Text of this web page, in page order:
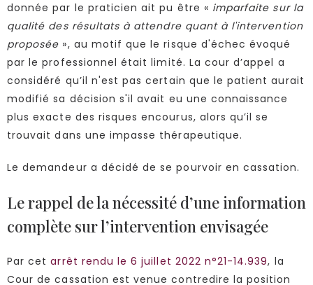
donnée par le praticien ait pu être « imparfaite sur la
qualité des résultats à attendre quant à l'intervention
proposée », au motif que le risque d'échec évoqué
par le professionnel était limité. La cour d’appel a
considéré qu’il n'est pas certain que le patient aurait
modifié sa décision s'il avait eu une connaissance
plus exacte des risques encourus, alors qu’il se
trouvait dans une impasse thérapeutique.
Le demandeur a décidé de se pourvoir en cassation.
Le rappel de la nécessité d’une information
complète sur l’intervention envisagée
Par cetarrêt rendu le 6 juillet 2022 n°21-14.939, la
Cour de cassation est venue contredire la position